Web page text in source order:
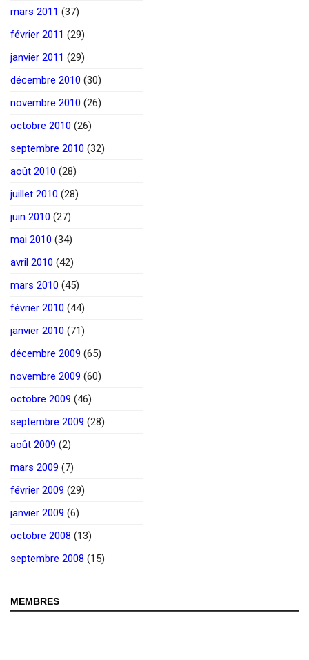
mars 2011 (37)
février 2011 (29)
janvier 2011 (29)
décembre 2010 (30)
novembre 2010 (26)
octobre 2010 (26)
septembre 2010 (32)
août 2010 (28)
juillet 2010 (28)
juin 2010 (27)
mai 2010 (34)
avril 2010 (42)
mars 2010 (45)
février 2010 (44)
janvier 2010 (71)
décembre 2009 (65)
novembre 2009 (60)
octobre 2009 (46)
septembre 2009 (28)
août 2009 (2)
mars 2009 (7)
février 2009 (29)
janvier 2009 (6)
octobre 2008 (13)
septembre 2008 (15)
MEMBRES